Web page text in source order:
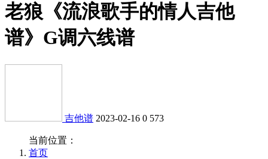
老狼《流浪歌手的情人吉他
谱》G调六线谱
吉他谱 2023-02-16 0 573
当前位置：
首页